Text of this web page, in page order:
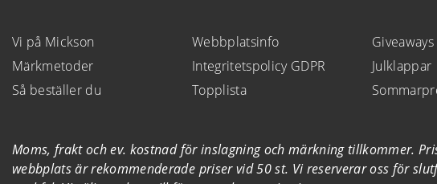
Vi på Mickson
Märkmetoder
Så beställer du
Webbplatsinfo
Integritetspolicy GDPR
Topplista
Giveaways
Julklappar
Moms, frakt och ev. kostnad för inslagning och märkning tillkommer.
webbplats är rekommenderade priser vid 50 st. Vi reserverar oss för